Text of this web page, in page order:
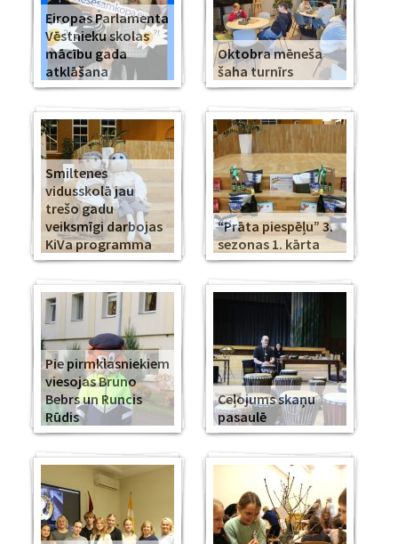
Eiropas Parlamenta
Vēstnieku skolas
mācību gada
atklāšana
Oktobra mēneša
šaha turnīrs
Smiltenes
vidusskolā jau
trešo gadu
veiksmīgi darbojas
KiVa programma
“Prāta piespēļu” 3.
sezonas 1. kārta
Pie pirmklasniekiem
viesojas Bruno
Bebrs un Runcis
Rūdis
Ceļojums skaņu
pasaulē